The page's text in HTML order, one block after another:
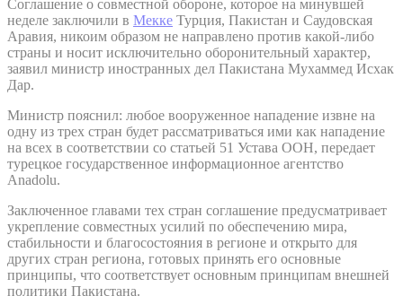
Соглашение о совместной обороне, которое на минувшей
неделе заключили в Мекке Турция, Пакистан и Саудовская
Аравия, никоим образом не направлено против какой-либо
страны и носит исключительно оборонительный характер,
заявил министр иностранных дел Пакистана Мухаммед Исхак
Дар.
Министр пояснил: любое вооруженное нападение извне на
одну из трех стран будет рассматриваться ими как нападение
на всех в соответствии со статьей 51 Устава ООН, передает
турецкое государственное информационное агентство
Anadolu.
Заключенное главами тех стран соглашение предусматривает
укрепление совместных усилий по обеспечению мира,
стабильности и благосостояния в регионе и открыто для
других стран региона, готовых принять его основные
принципы, что соответствует основным принципам внешней
политики Пакистана.